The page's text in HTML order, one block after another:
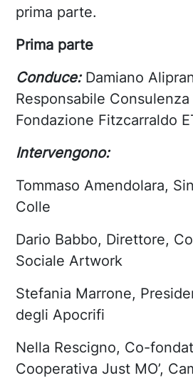
prima parte.
Prima parte
Conduce: Damiano
Responsabile
Fondazione Fitzcarraldo
Intervengono:
Tommaso Amendolara,
Colle
Dario Babbo, Direttore,
Sociale Artwork
Stefania Marrone,
degli Apocrifi
Nella Rescigno, Co-
Cooperativa Just MO’,